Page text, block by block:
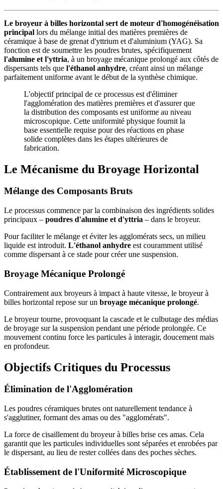
Le broyeur à billes horizontal sert de moteur d'homogénéisation
principal lors du mélange initial des matières premières de
céramique à base de grenat d'yttrium et d'aluminium (YAG). Sa
fonction est de soumettre les poudres brutes, spécifiquement
l'alumine et l'yttria, à un broyage mécanique prolongé aux côtés de
dispersants tels que l'éthanol anhydre, créant ainsi un mélange
parfaitement uniforme avant le début de la synthèse chimique.
L'objectif principal de ce processus est d'éliminer
l'agglomération des matières premières et d'assurer que
la distribution des composants est uniforme au niveau
microscopique. Cette uniformité physique fournit la
base essentielle requise pour des réactions en phase
solide complètes dans les étapes ultérieures de
fabrication.
Le Mécanisme du Broyage Horizontal
Mélange des Composants Bruts
Le processus commence par la combinaison des ingrédients solides
principaux – poudres d'alumine et d'yttria – dans le broyeur.
Pour faciliter le mélange et éviter les agglomérats secs, un milieu
liquide est introduit. L'éthanol anhydre est couramment utilisé
comme dispersant à ce stade pour créer une suspension.
Broyage Mécanique Prolongé
Contrairement aux broyeurs à impact à haute vitesse, le broyeur à
billes horizontal repose sur un broyage mécanique prolongé.
Le broyeur tourne, provoquant la cascade et le culbutage des médias
de broyage sur la suspension pendant une période prolongée. Ce
mouvement continu force les particules à interagir, doucement mais
en profondeur.
Objectifs Critiques du Processus
Élimination de l'Agglomération
Les poudres céramiques brutes ont naturellement tendance à
s'agglutiner, formant des amas ou des "agglomérats".
La force de cisaillement du broyeur à billes brise ces amas. Cela
garantit que les particules individuelles sont séparées et enrobées par
le dispersant, au lieu de rester collées dans des poches sèches.
Établissement de l'Uniformité Microscopique